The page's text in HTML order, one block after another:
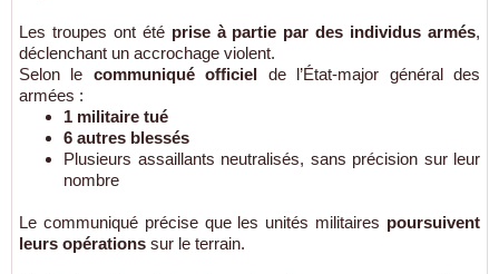
Les troupes ont été prise à partie par des individus armés,
déclenchant un accrochage violent.
Selon le communiqué officiel de l’État-major général des
armées :
1 militaire tué
6 autres blessés
Plusieurs assaillants neutralisés, sans précision sur leur
nombre
Le communiqué précise que les unités militaires poursuivent
leurs opérations sur le terrain.